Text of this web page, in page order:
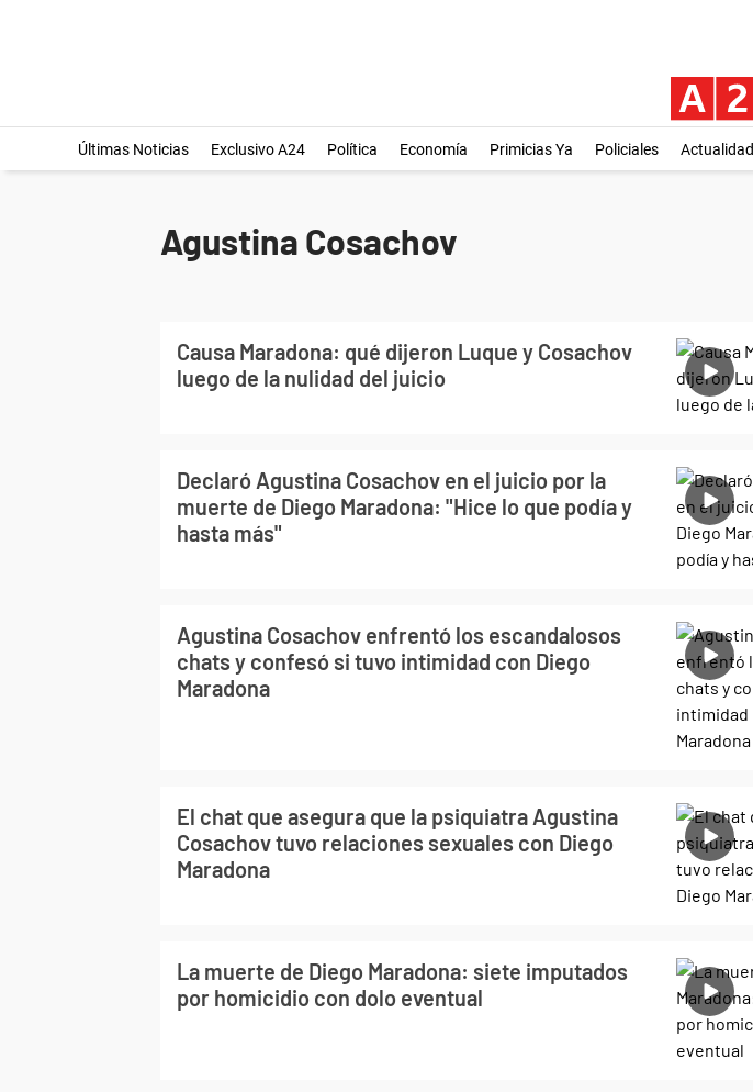
Últimas Noticias Exclusivo A24 Política Economía Primicias Ya Policiales Actualidad
Agustina Cosachov
Causa Maradona: qué dijeron Luque y Cosachov
luego de la nulidad del juicio
Declaró Agustina Cosachov en el juicio por la
muerte de Diego Maradona: "Hice lo que podía y
hasta más"
Agustina Cosachov enfrentó los escandalosos
chats y confesó si tuvo intimidad con Diego
Maradona
El chat que asegura que la psiquiatra Agustina
Cosachov tuvo relaciones sexuales con Diego
Maradona
La muerte de Diego Maradona: siete imputados
por homicidio con dolo eventual